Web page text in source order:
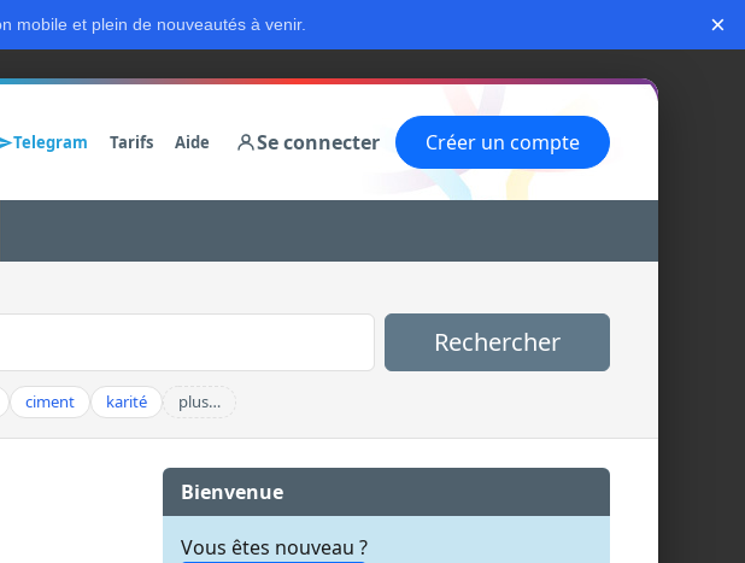
mobile et plein de nouveautés à venir. ×
Telegram Tarifs Aide Se connecter Créer un compte
Rechercher
ciment karité plus…
Bienvenue
Vous êtes nouveau ?